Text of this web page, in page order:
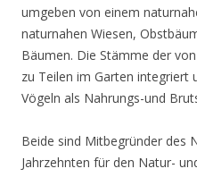
umgeben von einem
naturnahen Wiesen,
Bäumen. Die Stämme der
zu Teilen im Garten integriert
Vögeln als Nahrungs-und
Beide sind Mitbegründer des
Jahrzehnten für den Natur-